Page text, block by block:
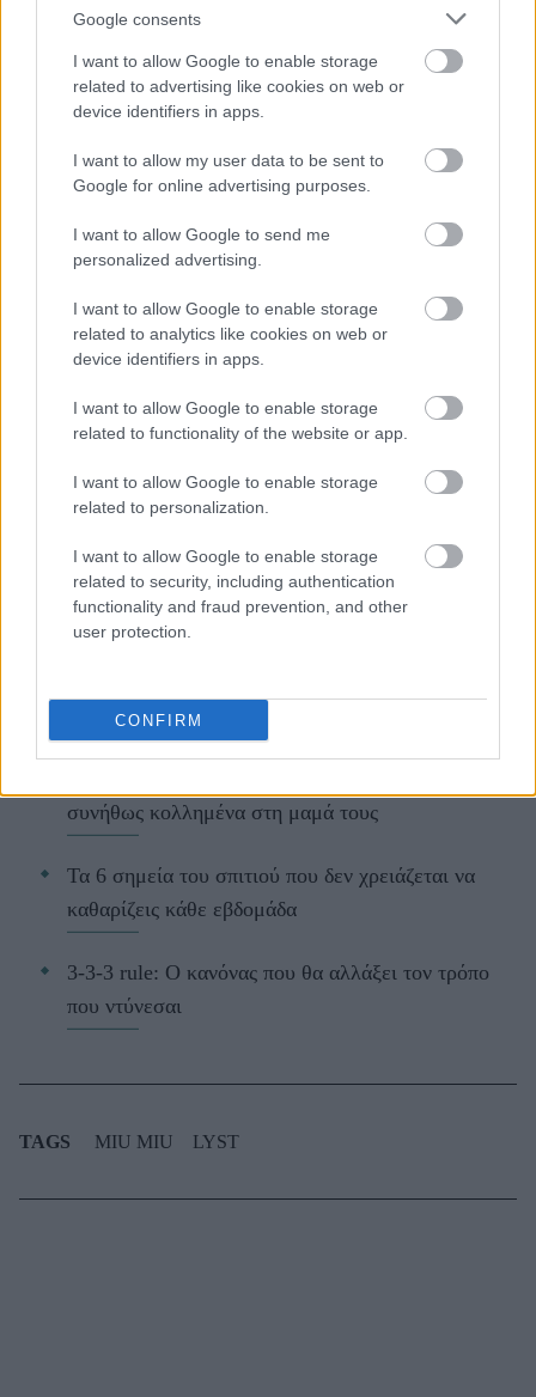
Google consents
I want to allow Google to enable storage
related to advertising like cookies on web or
device identifiers in apps.
I want to allow my user data to be sent to
Google for online advertising purposes.
I want to allow Google to send me
personalized advertising.
I want to allow Google to enable storage
related to analytics like cookies on web or
device identifiers in apps.
I want to allow Google to enable storage
related to functionality of the website or app.
I want to allow Google to enable storage
related to personalization.
I want to allow Google to enable storage
related to security, including authentication
functionality and fraud prevention, and other
user protection.
CONFIRM
Ακολουθήστε τοjenny.grστο
google
newsκαι μάθετε τα πάντα γύρω από
τις τάσεις της μόδας, τα τέλεια outfits
και τα πιο hot fashion news.
συνήθως κολλημένα στη μαμά τους
Τα 6 σημεία του σπιτιού που δεν χρειάζεται να
καθαρίζεις κάθε εβδομάδα
3-3-3 rule: Ο κανόνας που θα αλλάξει τον τρόπο
που ντύνεσαι
TAGS MIU MIU LYST